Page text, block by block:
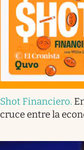
Shot Financiero.
cruce entre la